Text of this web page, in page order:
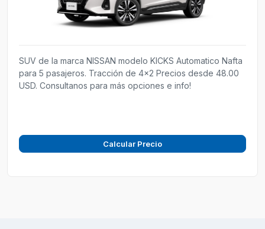
SUV de la marca NISSAN modelo KICKS Automatico Nafta
para 5 pasajeros. Tracción de 4x2 Precios desde 48.00
USD. Consultanos para más opciones e info!
Calcular Precio